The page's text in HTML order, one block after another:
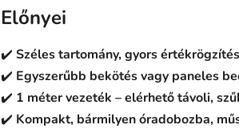
Előnyei
✔️ Széles tartomány, gyors
✔️ Egyszerűbb bekötés vagy paneles
✔️ 1 méter vezeték – elérhető távoli,
✔️ Kompakt, bármilyen óradobozba,